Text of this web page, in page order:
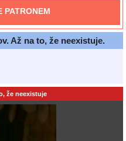
PATRONEM
Až na to, že neexistuje.
že neexistuje